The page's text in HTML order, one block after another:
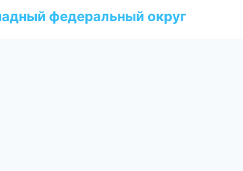
федеральный округ